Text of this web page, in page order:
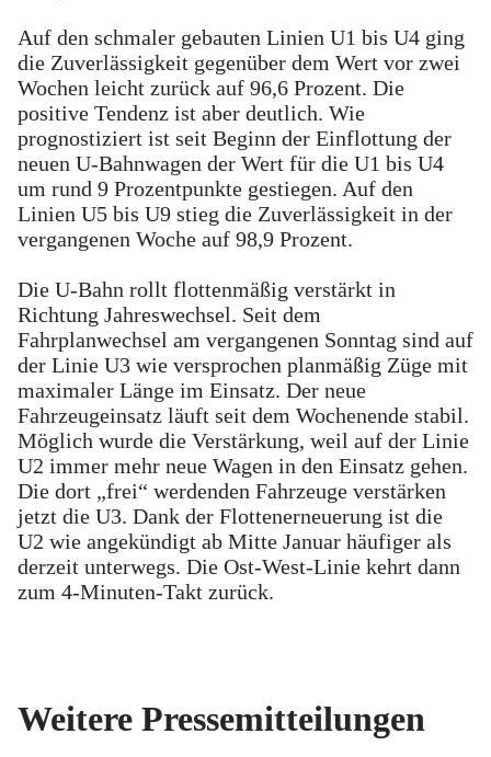
Auf den schmaler gebauten Linien U1 bis U4 ging
die Zuverlässigkeit gegenüber dem Wert vor zwei
Wochen leicht zurück auf 96,6 Prozent. Die
positive Tendenz ist aber deutlich. Wie
prognostiziert ist seit Beginn der Einflottung der
neuen U-Bahnwagen der Wert für die U1 bis U4
um rund 9 Prozentpunkte gestiegen. Auf den
Linien U5 bis U9 stieg die Zuverlässigkeit in der
vergangenen Woche auf 98,9 Prozent.
Die U-Bahn rollt flottenmäßig verstärkt in
Richtung Jahreswechsel. Seit dem
Fahrplanwechsel am vergangenen Sonntag sind auf
der Linie U3 wie versprochen planmäßig Züge mit
maximaler Länge im Einsatz. Der neue
Fahrzeugeinsatz läuft seit dem Wochenende stabil.
Möglich wurde die Verstärkung, weil auf der Linie
U2 immer mehr neue Wagen in den Einsatz gehen.
Die dort „frei“ werdenden Fahrzeuge verstärken
jetzt die U3. Dank der Flottenerneuerung ist die
U2 wie angekündigt ab Mitte Januar häufiger als
derzeit unterwegs. Die Ost-West-Linie kehrt dann
zum 4-Minuten-Takt zurück.
Weitere Pressemitteilungen